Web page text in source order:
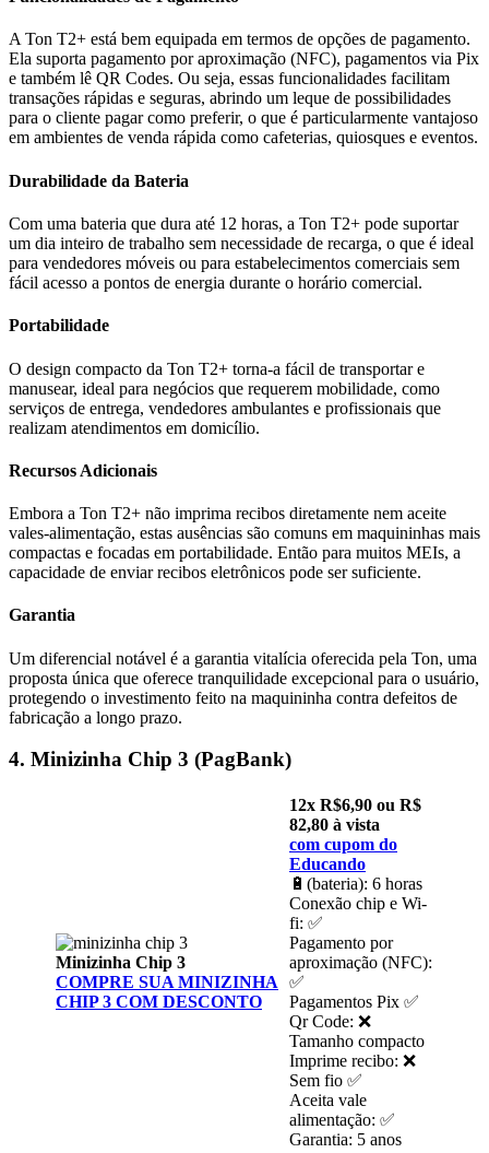
A Ton T2+ está bem equipada em termos de opções de pagamento.
Ela suporta pagamento por aproximação (NFC), pagamentos via Pix
e também lê QR Codes. Ou seja, essas funcionalidades facilitam
transações rápidas e seguras, abrindo um leque de possibilidades
para o cliente pagar como preferir, o que é particularmente vantajoso
em ambientes de venda rápida como cafeterias, quiosques e eventos.
Durabilidade da Bateria
Com uma bateria que dura até 12 horas, a Ton T2+ pode suportar
um dia inteiro de trabalho sem necessidade de recarga, o que é ideal
para vendedores móveis ou para estabelecimentos comerciais sem
fácil acesso a pontos de energia durante o horário comercial.
Portabilidade
O design compacto da Ton T2+ torna-a fácil de transportar e
manusear, ideal para negócios que requerem mobilidade, como
serviços de entrega, vendedores ambulantes e profissionais que
realizam atendimentos em domicílio.
Recursos Adicionais
Embora a Ton T2+ não imprima recibos diretamente nem aceite
vales-alimentação, estas ausências são comuns em maquininhas mais
compactas e focadas em portabilidade. Então para muitos MEIs, a
capacidade de enviar recibos eletrônicos pode ser suficiente.
Garantia
Um diferencial notável é a garantia vitalícia oferecida pela Ton, uma
proposta única que oferece tranquilidade excepcional para o usuário,
protegendo o investimento feito na maquininha contra defeitos de
fabricação a longo prazo.
4. Minizinha Chip 3 (PagBank)
Minizinha Chip 3
COMPRE SUA MINIZINHA
CHIP 3 COM DESCONTO
12x R$6,90 ou R$
82,80 à vista
com cupom do
Educando
🔋(bateria): 6 horas
Conexão chip e Wi-
fi: ✅
Pagamento por
aproximação (NFC):
✅
Pagamentos Pix ✅
Qr Code: ❌
Tamanho compacto
Imprime recibo: ❌
Sem fio ✅
Aceita vale
alimentação: ✅
Garantia: 5 anos